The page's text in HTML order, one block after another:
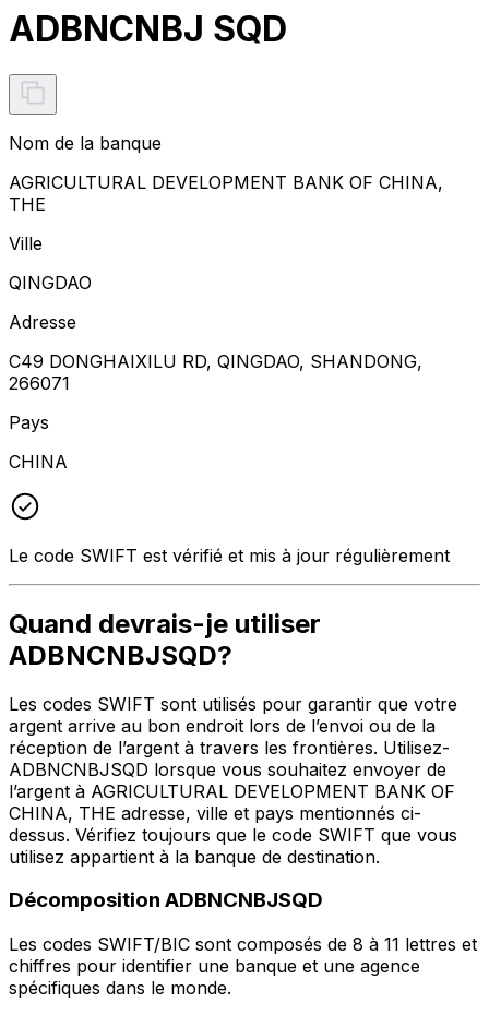
ADBNCNBJ SQD
Nom de la banque
AGRICULTURAL DEVELOPMENT BANK OF CHINA,
THE
Ville
QINGDAO
Adresse
C49 DONGHAIXILU RD, QINGDAO, SHANDONG,
266071
Pays
CHINA
Le code SWIFT est vérifié et mis à jour régulièrement
Quand devrais-je utiliser
ADBNCNBJSQD?
Les codes SWIFT sont utilisés pour garantir que votre
argent arrive au bon endroit lors de l’envoi ou de la
réception de l’argent à travers les frontières. Utilisez-
ADBNCNBJSQD lorsque vous souhaitez envoyer de
l’argent à AGRICULTURAL DEVELOPMENT BANK OF
CHINA, THE adresse, ville et pays mentionnés ci-
dessus. Vérifiez toujours que le code SWIFT que vous
utilisez appartient à la banque de destination.
Décomposition ADBNCNBJSQD
Les codes SWIFT/BIC sont composés de 8 à 11 lettres et
chiffres pour identifier une banque et une agence
spécifiques dans le monde.